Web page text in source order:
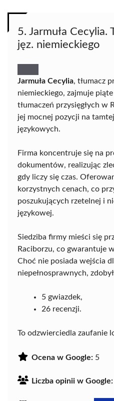
5. Jarmuła Cecylia.
jęz. niemieckiego
Jarmuła Cecylia, tłumacz
niemieckiego, zajmuje
tłumaczeń przysięgłych w
jej mocnej pozycji na
językowych.
Firma koncentruje się na
dokumentów, realizując
gdy liczy się czas.
korzystnych cenach, co
poszukujących rzetelnej i
językowej.
Siedziba firmy mieści się
Raciborzu, co gwarantuje
Choć nie posiada wejścia
niepełnosprawnych,
5 gwiazdek,
26 recenzji.
To odzwierciedla zaufanie
Ocena w Google: 5
Liczba opinii w Google: